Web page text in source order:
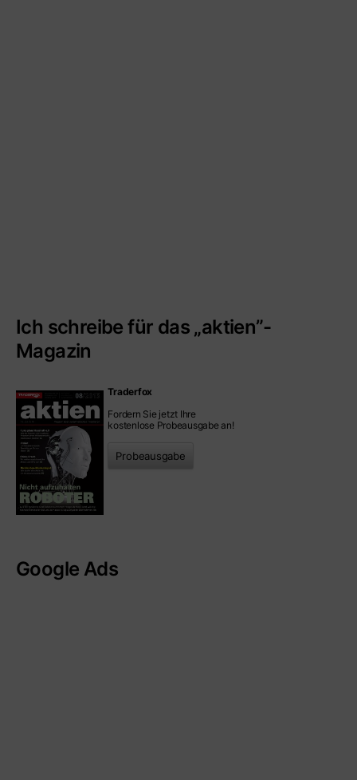
Ich schreibe für das „aktien”-
Magazin
Traderfox
Fordern Sie jetzt Ihre
kostenlose Probeausgabe an!
Probeausgabe
Google Ads